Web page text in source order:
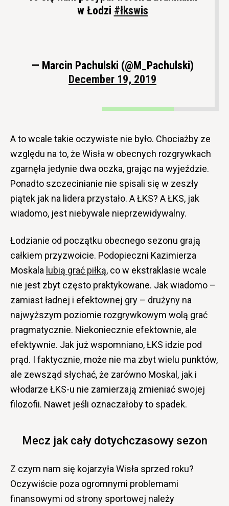
w Łodzi #łkswis
— Marcin Pachulski (@M_Pachulski)
December 19, 2019
A to wcale takie oczywiste nie było. Chociażby ze
względu na to, że Wisła w obecnych rozgrywkach
zgarnęła jedynie dwa oczka, grając na wyjeździe.
Ponadto szczecinianie nie spisali się w zeszły
piątek jak na lidera przystało. A ŁKS? A ŁKS, jak
wiadomo, jest niebywale nieprzewidywalny.
Łodzianie od początku obecnego sezonu grają
całkiem przyzwoicie. Podopieczni Kazimierza
Moskala lubią grać piłką, co w ekstraklasie wcale
nie jest zbyt często praktykowane. Jak wiadomo –
zamiast ładnej i efektownej gry – drużyny na
najwyższym poziomie rozgrywkowym wolą grać
pragmatycznie. Niekoniecznie efektownie, ale
efektywnie. Jak już wspomniano, ŁKS idzie pod
prąd. I faktycznie, może nie ma zbyt wielu punktów,
ale zewsząd słychać, że zarówno Moskal, jak i
włodarze ŁKS-u nie zamierzają zmieniać swojej
filozofii. Nawet jeśli oznaczałoby to spadek.
Mecz jak cały dotychczasowy sezon
Z czym nam się kojarzyła Wisła sprzed roku?
Oczywiście poza ogromnymi problemami
finansowymi od strony sportowej należy